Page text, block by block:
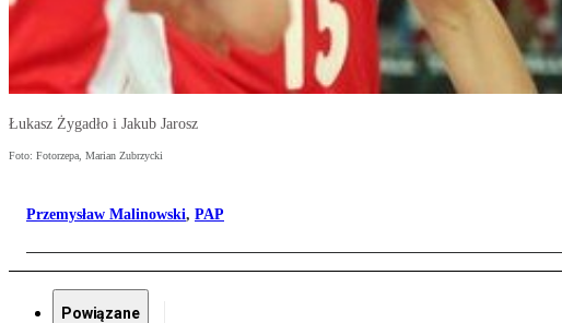
Łukasz Żygadło i Jakub Jarosz
Foto: Fotorzepa, Marian Zubrzycki
Przemysław Malinowski, PAP
Powiązane